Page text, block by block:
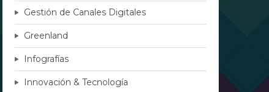
Gestión de Canales Digitales
Greenland
Infografías
Innovación & Tecnología